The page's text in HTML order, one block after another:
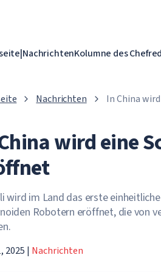
|NachrichtenKolumne des
Nachrichten In China
wird eine
wird im Land das erste
Robotern eröffnet, die von
2025 | Nachrichten